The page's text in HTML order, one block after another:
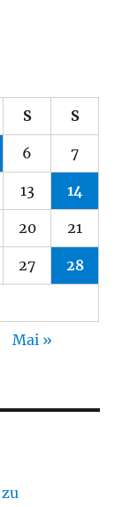
S S
6 7
13 14
20 21
27 28
Mai »